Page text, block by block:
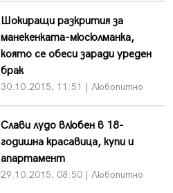
Шокиращи разкрития за
манекенката-мюсюлманка,
която се обеси заради уреден
брак
30.10.2015, 11:51 | Любопитно
Слави лудо влюбен в 18-
годишна красавица, купи и
апартамент
29.10.2015, 08:50 | Любопитно